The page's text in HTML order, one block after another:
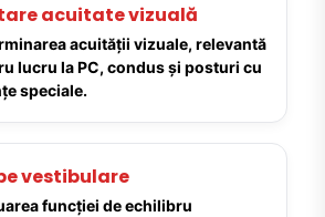
acuitate vizuală
acuității vizuale, relevantă
lucru la PC, condus și posturi cu
speciale.
vestibulare
funcției de echilibru